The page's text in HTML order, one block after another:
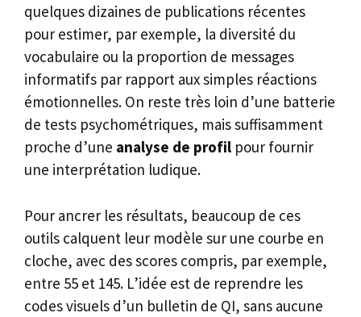
quelques dizaines de publications récentes
pour estimer, par exemple, la diversité du
vocabulaire ou la proportion de messages
informatifs par rapport aux simples réactions
émotionnelles. On reste très loin d’une batterie
de tests psychométriques, mais suffisamment
proche d’une analyse de profil pour fournir
une interprétation ludique.
Pour ancrer les résultats, beaucoup de ces
outils calquent leur modèle sur une courbe en
cloche, avec des scores compris, par exemple,
entre 55 et 145. L’idée est de reprendre les
codes visuels d’un bulletin de QI, sans aucune